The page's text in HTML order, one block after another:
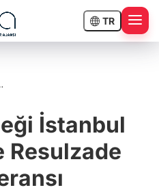
TR
İstanbul
Resulzade